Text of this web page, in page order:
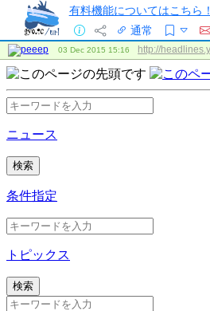
有料機能についてはこちら！
通常